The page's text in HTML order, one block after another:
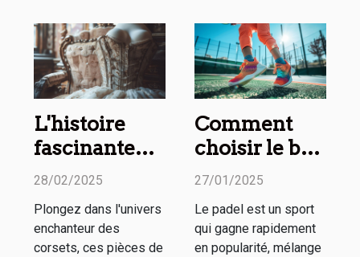
L'histoire
fascinante
des corsets à
siècles
28/02/2025
Plongez dans l'univers
enchanteur des
corsets, ces pièces de
Comment
choisir le bon
partenaire de
améliorer
votre jeu
27/01/2025
Le padel est un sport
qui gagne rapidement
en popularité, mélange